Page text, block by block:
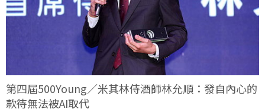
第四屆500Young／米其林侍酒師林允順：發自內心的
款待無法被AI取代